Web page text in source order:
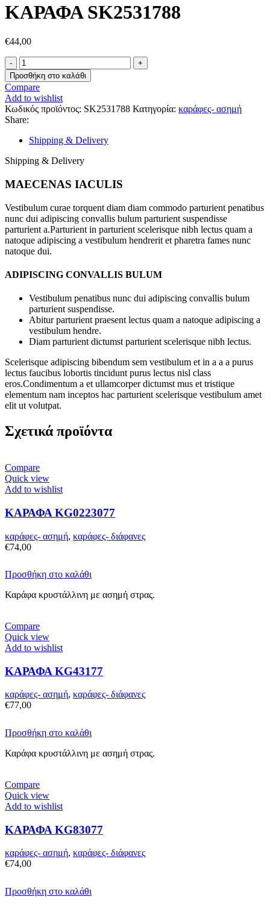
ΚΑΡΑΦΑ SK2531788
€44,00
ΚΑΡΑΦΑ
SK2531788
ποσότητα
Προσθήκη στο καλάθι
Compare
Add to wishlist
Κωδικός προϊόντος: SK2531788 Κατηγορία: καράφες- ασημή
Share:
Shipping & Delivery
Shipping & Delivery
MAECENAS IACULIS
Vestibulum curae torquent diam diam commodo parturient penatibus
nunc dui adipiscing convallis bulum parturient suspendisse
parturient a.Parturient in parturient scelerisque nibh lectus quam a
natoque adipiscing a vestibulum hendrerit et pharetra fames nunc
natoque dui.
ADIPISCING CONVALLIS BULUM
Vestibulum penatibus nunc dui adipiscing convallis bulum
parturient suspendisse.
Abitur parturient praesent lectus quam a natoque adipiscing a
vestibulum hendre.
Diam parturient dictumst parturient scelerisque nibh lectus.
Scelerisque adipiscing bibendum sem vestibulum et in a a a purus
lectus faucibus lobortis tincidunt purus lectus nisl class
eros.Condimentum a et ullamcorper dictumst mus et tristique
elementum nam inceptos hac parturient scelerisque vestibulum amet
elit ut volutpat.
Σχετικά προϊόντα
Compare
Quick view
Add to wishlist
ΚΑΡΑΦΑ KG0223077
καράφες- ασημή, καράφες- διάφανες
€74,00
Προσθήκη στο καλάθι
Καράφα κρυστάλλινη με ασημή στρας.
Compare
Quick view
Add to wishlist
ΚΑΡΑΦΑ KG43177
καράφες- ασημή, καράφες- διάφανες
€77,00
Προσθήκη στο καλάθι
Καράφα κρυστάλλινη με ασημή στρας.
Compare
Quick view
Add to wishlist
ΚΑΡΑΦΑ KG83077
καράφες- ασημή, καράφες- διάφανες
€74,00
Προσθήκη στο καλάθι